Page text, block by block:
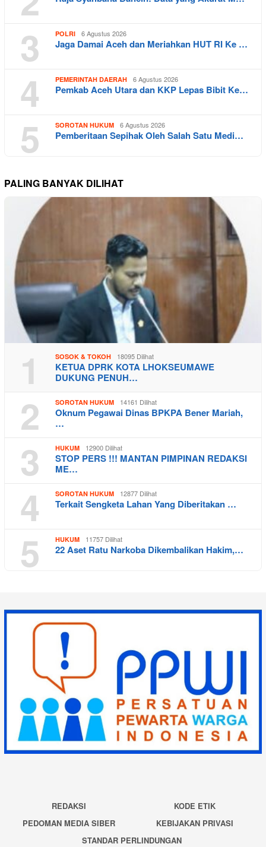
3 POLRI 6 Agustus 2026
Jaga Damai Aceh dan Meriahkan HUT RI Ke …
4 PEMERINTAH DAERAH 6 Agustus 2026
Pemkab Aceh Utara dan KKP Lepas Bibit Ke…
5 SOROTAN HUKUM 6 Agustus 2026
Pemberitaan Sepihak Oleh Salah Satu Medi…
PALING BANYAK DILIHAT
1 SOSOK & TOKOH 18095 Dilihat
KETUA DPRK KOTA LHOKSEUMAWE
DUKUNG PENUH…
2 SOROTAN HUKUM 14161 Dilihat
Oknum Pegawai Dinas BPKPA Bener Mariah,
…
3 HUKUM 12900 Dilihat
STOP PERS !!! MANTAN PIMPINAN REDAKSI
ME…
4 SOROTAN HUKUM 12877 Dilihat
Terkait Sengketa Lahan Yang Diberitakan …
5 HUKUM 11757 Dilihat
22 Aset Ratu Narkoba Dikembalikan Hakim,…
REDAKSI
KODE ETIK
PEDOMAN MEDIA SIBER
KEBIJAKAN PRIVASI
STANDAR PERLINDUNGAN